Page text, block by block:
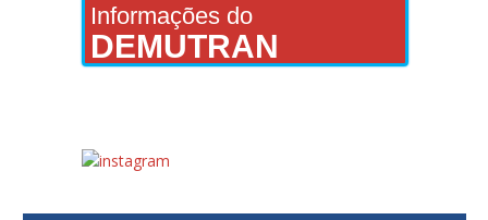
Informações do
DEMUTRAN